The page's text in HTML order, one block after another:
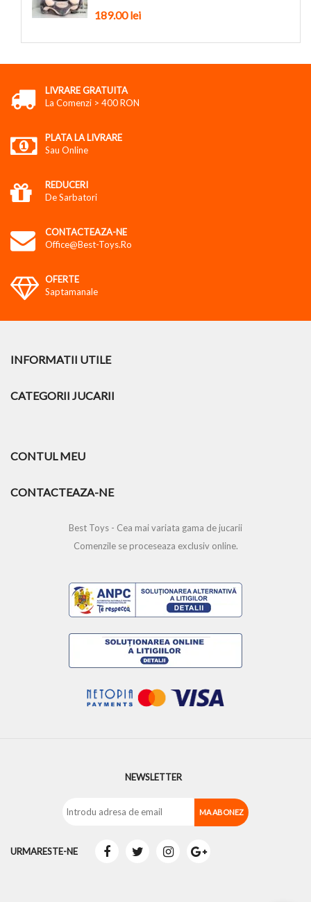
189.00lei
LIVRARE GRATUITA
La Comenzi > 400 RON
PLATA LA LIVRARE
Sau Online
REDUCERI
De Sarbatori
CONTACTEAZA-NE
Office@best-Toys.ro
OFERTE
Saptamanale
INFORMATII UTILE
CATEGORII JUCARII
CONTUL MEU
CONTACTEAZA-NE
Best Toys - Cea mai variata gama de jucarii
Comenzile se proceseaza exclusiv online.
NEWSLETTER
URMARESTE-NE